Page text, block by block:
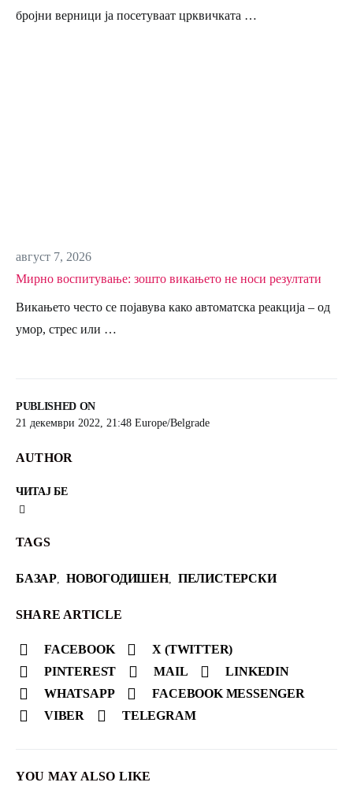
PUBLISHED ON
21 декември 2022, 21:48 Europe/Belgrade
AUTHOR
ЧИТАЈ БЕ
TAGS
БАЗАР, НОВОГОДИШЕН, ПЕЛИСТЕРСКИ
SHARE ARTICLE
FACEBOOK
X (TWITTER)
PINTEREST
MAIL
LINKEDIN
WHATSAPP
FACEBOOK MESSENGER
VIBER
TELEGRAM
бројни верници ја посетуваат црквичката …
август 7, 2026
Мирно воспитување: зошто викањето не носи резултати
Викањето често се појавува како автоматска реакција – од
умор, стрес или …
YOU MAY ALSO LIKE